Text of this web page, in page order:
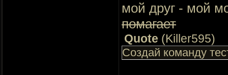
мой друг - мой
помагает
Quote (Killer595)
Создай команду